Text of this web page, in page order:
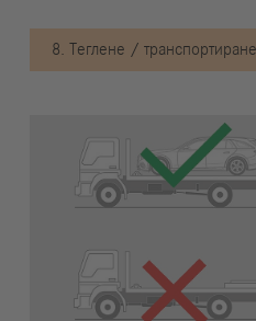
8. Теглене /